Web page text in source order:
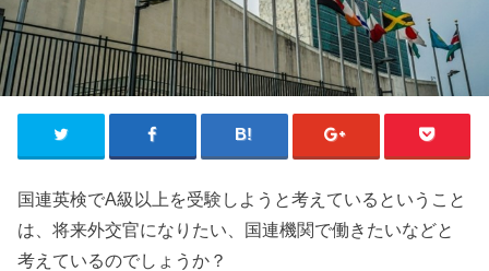
国連英検でA級以上を受験しようと考えているということ
は、将来外交官になりたい、国連機関で働きたいなどと
考えているのでしょうか？